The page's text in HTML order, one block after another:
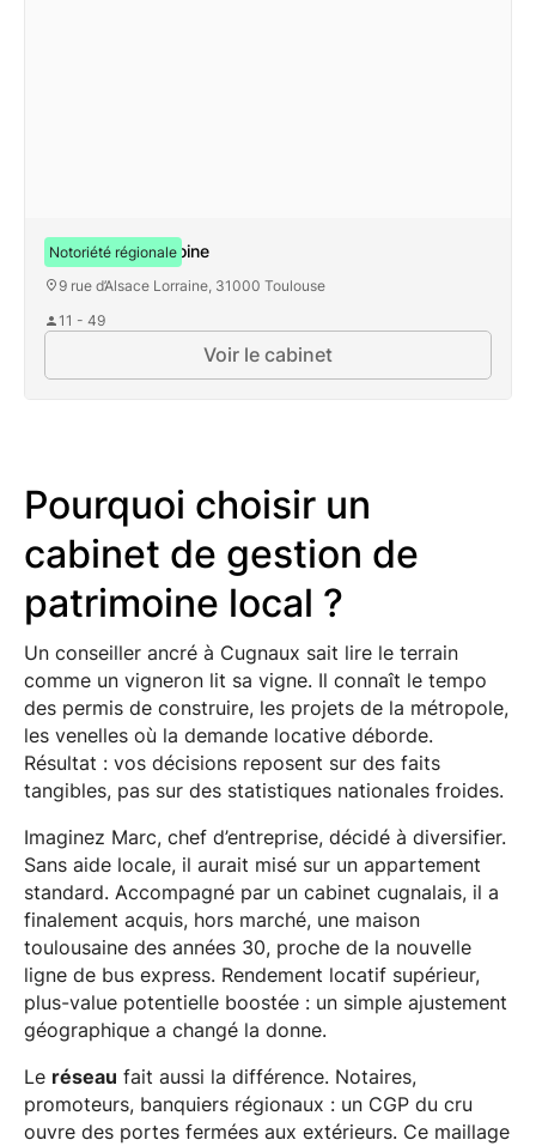
Centre du Patrimoine
9 rue d’Alsace Lorraine, 31000 Toulouse
11 - 49
Notoriété régionale
Voir le cabinet
Pourquoi choisir un
cabinet de gestion de
patrimoine local ?
Un conseiller ancré à Cugnaux sait lire le terrain
comme un vigneron lit sa vigne. Il connaît le tempo
des permis de construire, les projets de la métropole,
les venelles où la demande locative déborde.
Résultat : vos décisions reposent sur des faits
tangibles, pas sur des statistiques nationales froides.
Imaginez Marc, chef d’entreprise, décidé à diversifier.
Sans aide locale, il aurait misé sur un appartement
standard. Accompagné par un cabinet cugnalais, il a
finalement acquis, hors marché, une maison
toulousaine des années 30, proche de la nouvelle
ligne de bus express. Rendement locatif supérieur,
plus-value potentielle boostée : un simple ajustement
géographique a changé la donne.
Le réseau fait aussi la différence. Notaires,
promoteurs, banquiers régionaux : un CGP du cru
ouvre des portes fermées aux extérieurs. Ce maillage